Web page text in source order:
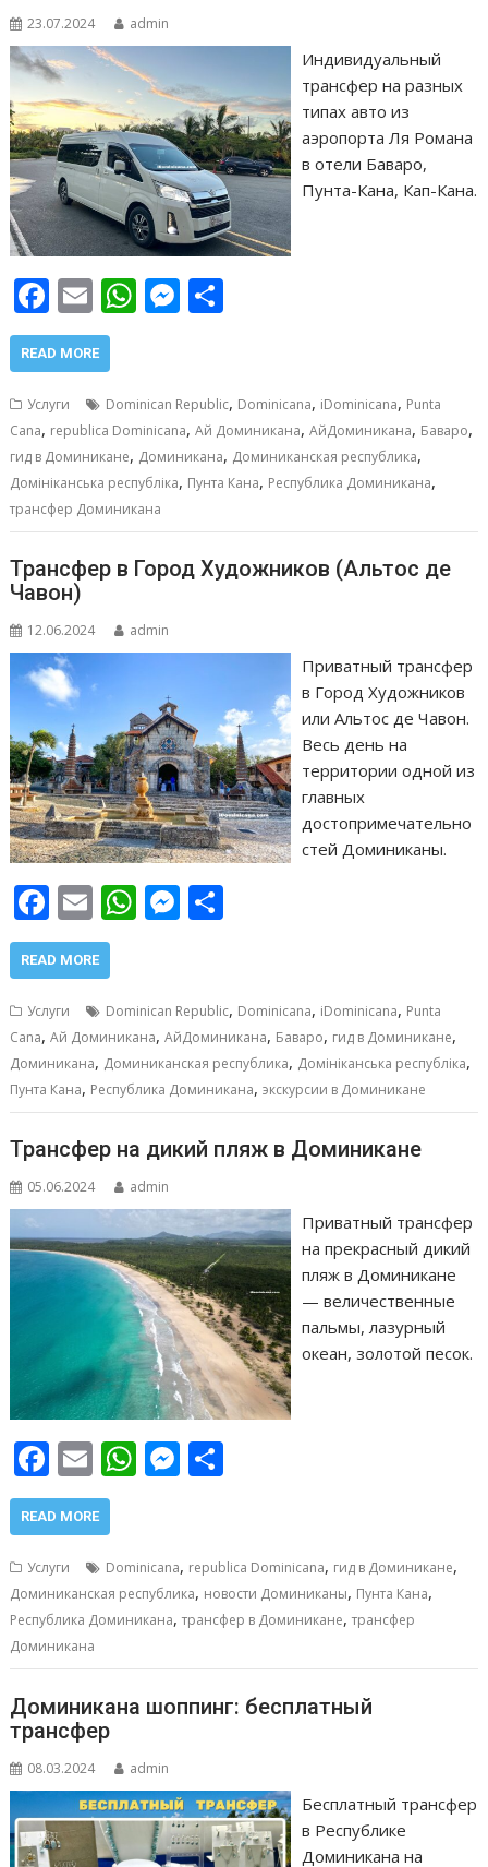
23.07.2024 admin
Индивидуальный
трансфер на разных
типах авто из
аэропорта Ля Романа
в отели Баваро,
Пунта-Кана, Кап-Кана.
F
ac
e
b
o
o
k
E
m
ai
l
W
h
s
A
p
p
M
e
e
n
g
er
р
а
в
и
т
ь
READ MORE
Услуги Dominican Republic, Dominicana, iDominicana, Punta
Cana, republica Dominicana,Ай Доминикана,АйДоминикана, Баваро,
гид в Доминикане, Доминикана, Доминиканская республика,
Домініканська республіка, Пунта Кана, Республика Доминикана,
трансфер Доминикана
Трансфер в Город Художников (Альтос де
Чавон)
12.06.2024 admin
Приватный трансфер
в Город Художников
или Альтос де Чавон.
Весь день на
территории одной из
главных
достопримечательно
стей Доминиканы.
F
ac
e
b
o
o
k
E
m
ai
l
W
s
A
p
p
M
e
n
g
er
р
а
в
и
т
READ MORE
Услуги Dominican Republic, Dominicana, iDominicana, Punta
Cana,Ай Доминикана,АйДоминикана, Баваро, гид в Доминикане,
Доминикана, Доминиканская республика, Домініканська республіка,
Пунта Кана, Республика Доминикана,экскурсии в Доминикане
Трансфер на дикий пляж в Доминикане
05.06.2024 admin
Приватный трансфер
на прекрасный дикий
пляж в Доминикане
— величественные
пальмы, лазурный
океан, золотой песок.
F
ac
e
b
o
o
k
E
m
ai
l
W
s
A
p
p
M
e
n
g
er
р
а
в
и
т
READ MORE
Услуги Dominicana, republica Dominicana, гид в Доминикане,
Доминиканская республика, новости Доминиканы, Пунта Кана,
Республика Доминикана,трансфер в Доминикане,трансфер
Доминикана
Доминикана шоппинг: бесплатный
трансфер
08.03.2024 admin
Бесплатный трансфер
в Республике
Доминикана на